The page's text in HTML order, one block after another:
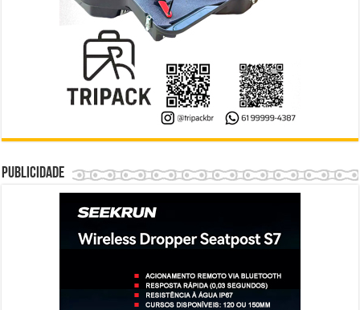
Publicidade